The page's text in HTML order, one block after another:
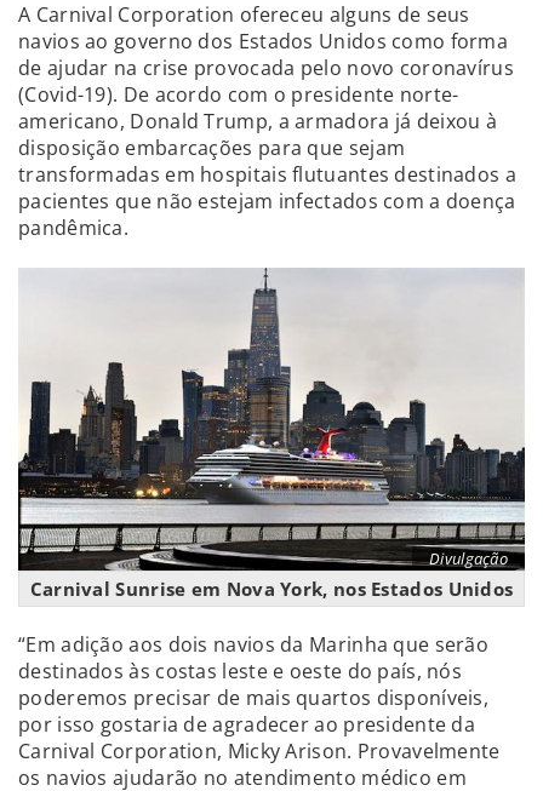
A Carnival Corporation ofereceu alguns de seus
navios ao governo dos Estados Unidos como forma
de ajudar na crise provocada pelo novo coronavírus
(Covid-19). De acordo com o presidente norte-
americano, Donald Trump, a armadora já deixou à
disposição embarcações para que sejam
transformadas em hospitais flutuantes destinados a
pacientes que não estejam infectados com a doença
pandêmica.
Divulgação
Carnival Sunrise em Nova York, nos Estados Unidos
“Em adição aos dois navios da Marinha que serão
destinados às costas leste e oeste do país, nós
poderemos precisar de mais quartos disponíveis,
por isso gostaria de agradecer ao presidente da
Carnival Corporation, Micky Arison. Provavelmente
os navios ajudarão no atendimento médico em